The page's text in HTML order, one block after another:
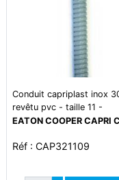
Conduit capriplast inox
revêtu pvc - taille 11 -
écrasement 1250 n -
-5°c à +60°c
EATON COOPER CAPRI
Réf : CAP321109